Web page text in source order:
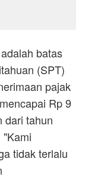
batas
(SPT)
pajak
Rp 9
dari tahun
tidak terlalu